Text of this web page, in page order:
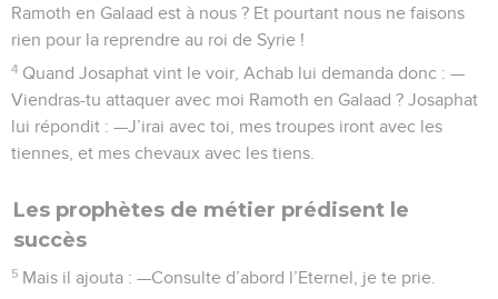
Ramoth en Galaad est à nous ? Et pourtant nous ne faisons
rien pour la reprendre au roi de Syrie !
4 Quand Josaphat vint le voir, Achab lui demanda donc : —
Viendras-tu attaquer avec moi Ramoth en Galaad ? Josaphat
lui répondit : —J’irai avec toi, mes troupes iront avec les
tiennes, et mes chevaux avec les tiens.
Les prophètes de métier prédisent le
succès
5 Mais il ajouta : —Consulte d’abord l’Eternel, je te prie.